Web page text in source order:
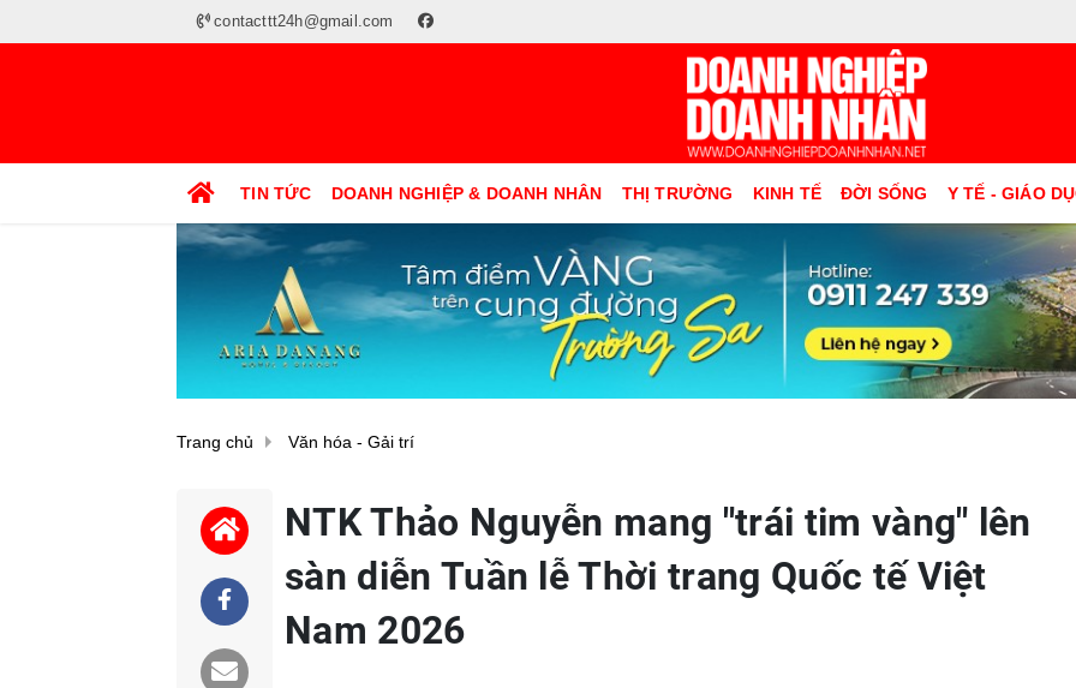
contacttt24h@gmail.com
TIN TỨC DOANH NGHIỆP & DOANH NHÂN THỊ TRƯỜNG KINH TẾ ĐỜI SỐNG Y TẾ - GIÁO
Trang chủ Văn hóa - Gải trí
NTK Thảo Nguyễn mang "trái tim vàng" lên
sàn diễn Tuần lễ Thời trang Quốc tế Việt
Nam 2026